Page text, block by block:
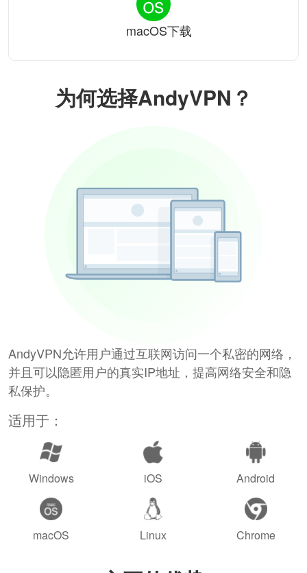
为何选择AndyVPN？
AndyVPN允许用户通过互联网访问一个私密的网络，
并且可以隐匿用户的真实IP地址，提高网络安全和隐
私保护。
适用于：
Windows iOS Android
macOS Linux Chrome
macOS下载